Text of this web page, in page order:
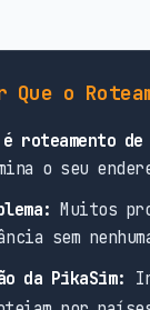
Que o
é roteamento de
o seu
Muitos
sem
da PikaSim: